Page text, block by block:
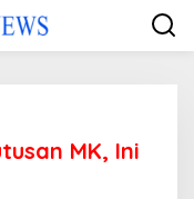
MK, Ini